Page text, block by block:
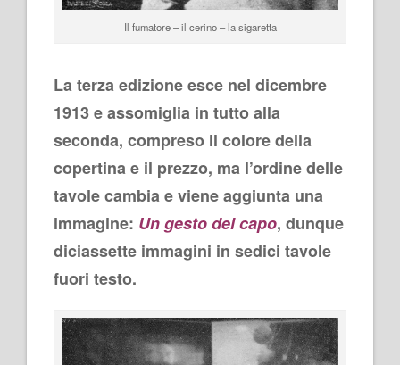
Il fumatore – il cerino – la sigaretta
La terza edizione esce nel dicembre
1913 e assomiglia in tutto alla
seconda, compreso il colore della
copertina e il prezzo, ma l’ordine delle
tavole cambia e viene aggiunta una
immagine: Un gesto del capo, dunque
diciassette immagini in sedici tavole
fuori testo.